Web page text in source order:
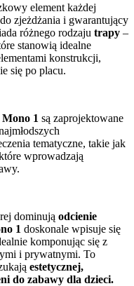
element każdej
zjeżdżania i gwarantujący
różnego rodzaju trapy –
stanowią idealne
konstrukcji,
się po placu.
1 są zaprojektowane
tematyczne, takie jak
wprowadzają
dominują odcienie
1 doskonale wpisuje się
komponując się z
i prywatnymi. To
estetycznej,
do zabawy dla dzieci.